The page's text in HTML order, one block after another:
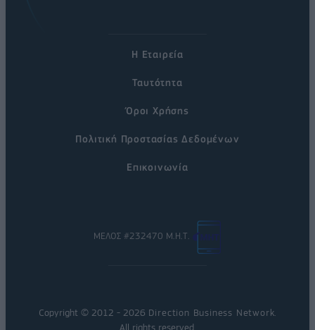
Η Εταιρεία
Ταυτότητα
Όροι Χρήσης
Πολιτική Προστασίας Δεδομένων
Επικοινωνία
ΜΕΛΟΣ #232470 Μ.Η.Τ.
Copyright © 2012 - 2026 Direction Business Network
All rights reserved.